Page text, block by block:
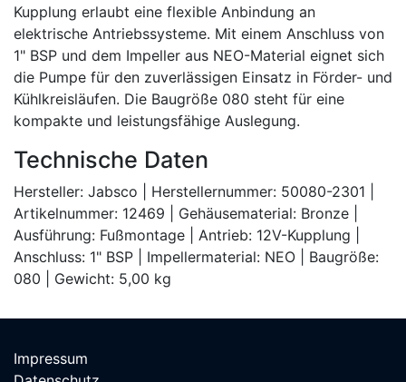
Kupplung erlaubt eine flexible Anbindung an
elektrische Antriebssysteme. Mit einem Anschluss von
1" BSP und dem Impeller aus NEO-Material eignet sich
die Pumpe für den zuverlässigen Einsatz in Förder- und
Kühlkreisläufen. Die Baugröße 080 steht für eine
kompakte und leistungsfähige Auslegung.
Technische Daten
Hersteller: Jabsco | Herstellernummer: 50080-2301 |
Artikelnummer: 12469 | Gehäusematerial: Bronze |
Ausführung: Fußmontage | Antrieb: 12V-Kupplung |
Anschluss: 1" BSP | Impellermaterial: NEO | Baugröße:
080 | Gewicht: 5,00 kg
Impressum